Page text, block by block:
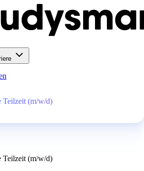
Teilzeit (m/w/d)
Teilzeit (m/w/d)